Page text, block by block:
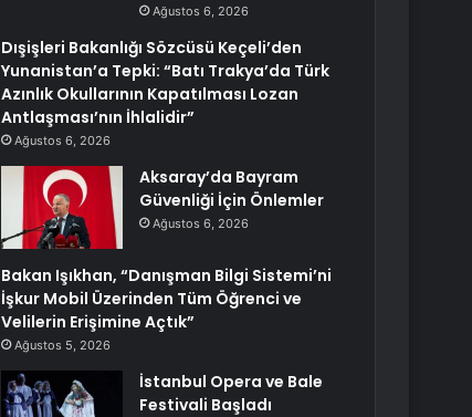
Ağustos 6, 2026
Dışişleri Bakanlığı Sözcüsü Keçeli’den
Yunanistan’a Tepki: “Batı Trakya’da Türk
Azınlık Okullarının Kapatılması Lozan
Antlaşması’nın İhlalidir”
Ağustos 6, 2026
Aksaray’da Bayram
Güvenliği İçin Önlemler
Ağustos 6, 2026
Bakan Işıkhan, “Danışman Bilgi Sistemi’ni
İşkur Mobil Üzerinden Tüm Öğrenci ve
Velilerin Erişimine Açtık”
Ağustos 5, 2026
İstanbul Opera ve Bale
Festivali Başladı